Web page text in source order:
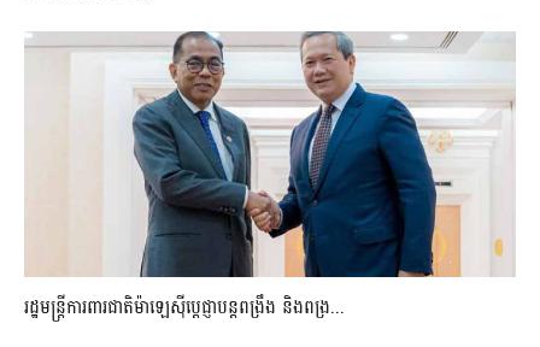
រដ្ឋមន្ត្រីការពារជាតិម៉ាឡេស៊ីប្ដេជ្ញាបន្តពង្រឹង និងពង្រ...